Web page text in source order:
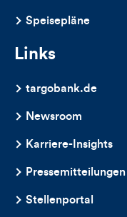
Speisepläne
Links
targobank.de
Newsroom
Karriere-Insights
Pressemitteilungen
Stellenportal